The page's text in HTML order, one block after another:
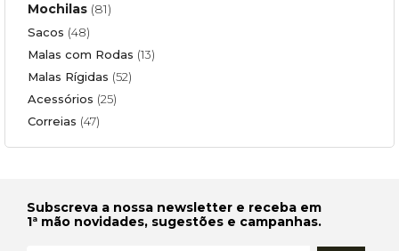
Mochilas (81)
Sacos (48)
Malas com Rodas (13)
Malas Rígidas (52)
Acessórios (25)
Correias (47)
Subscreva a nossa newsletter e receba em
1ª mão novidades, sugestões e campanhas.